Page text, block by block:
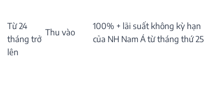
Từ 24
tháng trở
lên
Thu vào
100% + lãi suất không kỳ hạn
của NH Nam Á từ tháng thứ 25